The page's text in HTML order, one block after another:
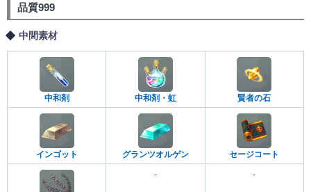
品質999
中間素材
中和剤 中和剤・虹 賢者の石
インゴット グランツオルゲン セージコート
- -